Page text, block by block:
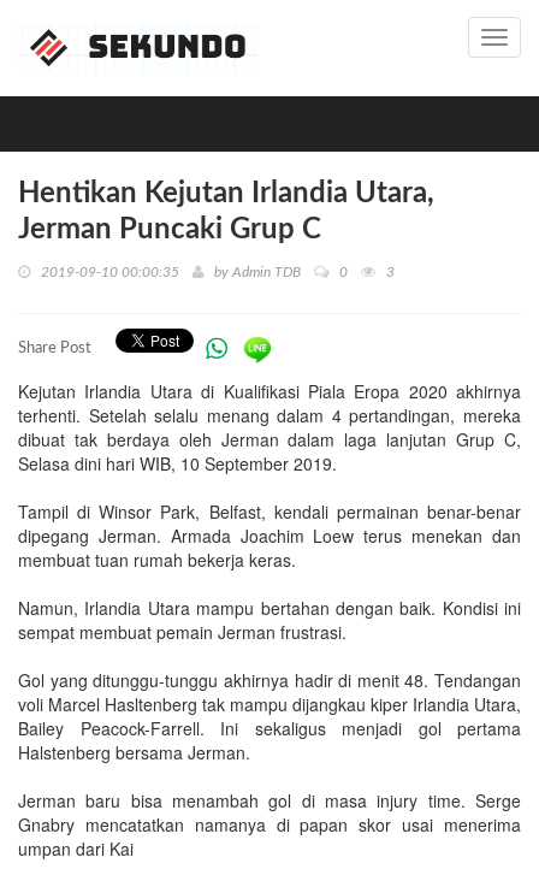
Hentikan Kejutan Irlandia Utara,
Jerman Puncaki Grup C
2019-09-10 00:00:35 by Admin TDB 0 3
Share Post
Kejutan Irlandia Utara di Kualifikasi Piala Eropa 2020 akhirnya
terhenti. Setelah selalu menang dalam 4 pertandingan, mereka
dibuat tak berdaya oleh Jerman dalam laga lanjutan Grup C,
Selasa dini hari WIB, 10 September 2019.
Tampil di Winsor Park, Belfast, kendali permainan benar-benar
dipegang Jerman. Armada Joachim Loew terus menekan dan
membuat tuan rumah bekerja keras.
Namun, Irlandia Utara mampu bertahan dengan baik. Kondisi ini
sempat membuat pemain Jerman frustrasi.
Gol yang ditunggu-tunggu akhirnya hadir di menit 48. Tendangan
voli Marcel Hasltenberg tak mampu dijangkau kiper Irlandia Utara,
Bailey Peacock-Farrell. Ini sekaligus menjadi gol pertama
Halstenberg bersama Jerman.
Jerman baru bisa menambah gol di masa injury time. Serge
Gnabry mencatatkan namanya di papan skor usai menerima
umpan dari Kai